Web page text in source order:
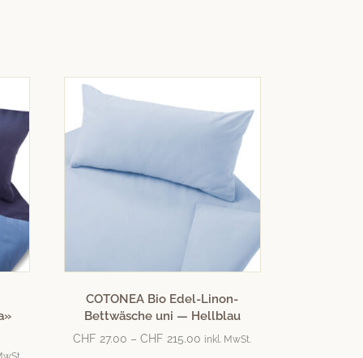
COTONEA Bio Edel-Linon-
Bettwäsche uni — Hellblau
CHF 27.00 –CHF 215.00 inkl. MwSt.